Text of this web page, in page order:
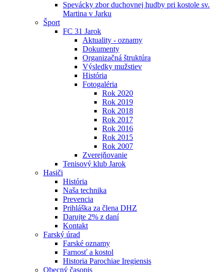
Spevácky zbor duchovnej hudby pri kostole sv.
Martina v Jarku
Šport
FC 31 Jarok
Aktuality - oznamy
Dokumenty
Organizačná štruktúra
Výsledky mužstiev
História
Fotogaléria
Rok 2020
Rok 2019
Rok 2018
Rok 2017
Rok 2016
Rok 2015
Rok 2007
Zverejňovanie
Tenisový klub Jarok
Hasiči
História
Naša technika
Prevencia
Prihláška za člena DHZ
Darujte 2% z daní
Kontakt
Farský úrad
Farské oznamy
Farnosť a kostol
Historia Parochiae Iregiensis
Obecný časopis